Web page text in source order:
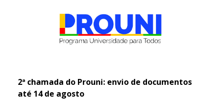
2ª chamada do Prouni: envio de documentos
até 14 de agosto